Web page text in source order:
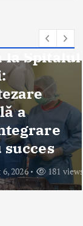
181 views